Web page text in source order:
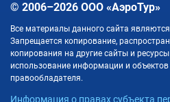
© 2006–2026 ООО «АэроТур»
Все материалы данного сайта
Запрещается копирование,
копирования на другие сайты и
использование информации и объектов
правообладателя.
Информация о правах субъекта